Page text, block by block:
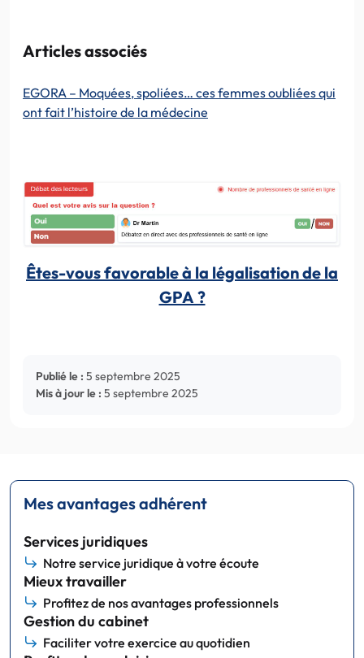
Articles associés
EGORA – Moquées, spoliées… ces femmes oubliées qui
ont fait l’histoire de la médecine
Êtes-vous favorable à la légalisation de la
GPA ?
Publié le : 5 septembre 2025
Mis à jour le : 5 septembre 2025
Mes avantages adhérent
Services juridiques
Notre service juridique à votre écoute
Mieux travailler
Profitez de nos avantages professionnels
Gestion du cabinet
Faciliter votre exercice au quotidien